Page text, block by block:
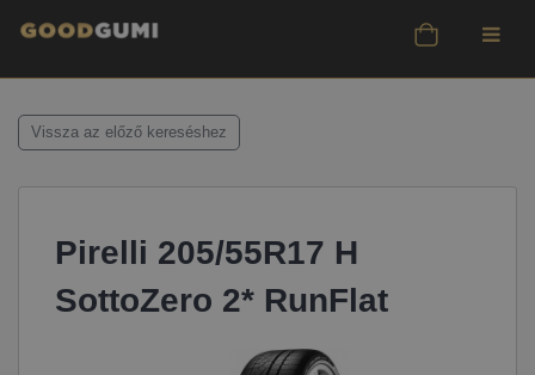
Vissza az előző kereséshez
Pirelli 205/55R17 H
SottoZero 2* RunFlat